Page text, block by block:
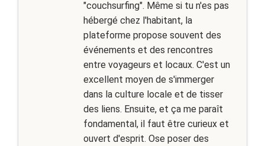
"couchsurfing". Même si tu n'es pas
hébergé chez l'habitant, la
plateforme propose souvent des
événements et des rencontres
entre voyageurs et locaux. C'est un
excellent moyen de s'immerger
dans la culture locale et de tisser
des liens. Ensuite, et ça me paraît
fondamental, il faut être curieux et
ouvert d'esprit. Ose poser des